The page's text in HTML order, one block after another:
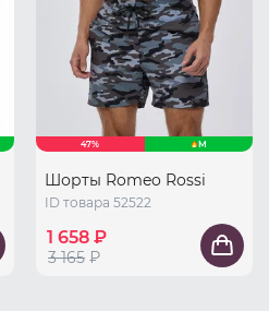
47% M
Шорты Romeo Rossi
ID товара 52522
1 658 ₽
3 165 ₽